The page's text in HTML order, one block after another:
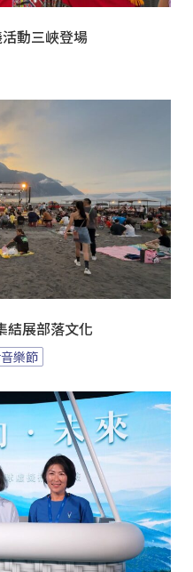
動三峽登場
結展部落文化
樂節